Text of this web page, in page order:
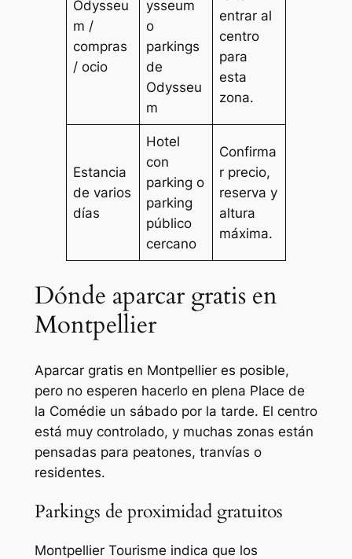
Odysseu
m /
compras
/ ocio
ysseum
o
parkings
de
Odysseu
m
entrar al
centro
para
esta
zona.
Estancia
de varios
días
Hotel
con
parking o
parking
público
cercano
Confirma
r precio,
reserva y
altura
máxima.
Dónde aparcar gratis en
Montpellier
Aparcar gratis en Montpellier es posible,
pero no esperen hacerlo en plena Place de
la Comédie un sábado por la tarde. El centro
está muy controlado, y muchas zonas están
pensadas para peatones, tranvías o
residentes.
Parkings de proximidad gratuitos
Montpellier Tourisme indica que los